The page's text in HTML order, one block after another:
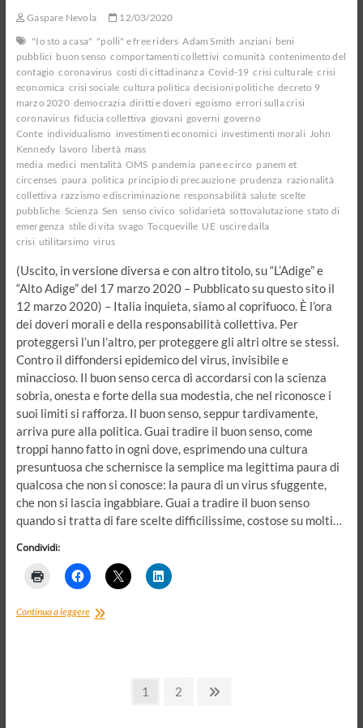
rimosso
Gaspare Nevola
12/03/2020
"Io sto a casa" "polli" e free riders Adam Smith anziani beni
pubblici buon senso comportamenti collettivi comunità contenimento del
contagio coronavirus costi di cittadinanza Covid-19 crisi culturale crisi
economica crisi sociale cultura politica decisioni politiche decreto 9
marzo 2020 democrazia diritti e doveri egoismo errori sulla crisi
coronavirus fiducia collettiva giovani governi governo
Conte individualismo investimenti economici investimenti morali John
Kennedy lavoro libertà mass
media medici mentalità OMS pandemia pane e circo panem et
circenses paura politica principio di precauzione prudenza razionalità
collettiva razzismo e discriminazione responsabilità salute scelte
pubbliche Scienza Sen senso civico solidarietà sottovalutazione stato di
emergenza stile di vita svago Tocqueville UE uscire dalla
crisi utilitarsimo virus
(Uscito, in versione diversa e con altro titolo, su “L’Adige” e
“Alto Adige” del 17 marzo 2020 – Pubblicato su questo sito il
12 marzo 2020) – Italia inquieta, siamo al coprifuoco. È l’ora
dei doveri morali e della responsabilità collettiva. Per
proteggersi l’un l’altro, per proteggere gli altri oltre se stessi.
Contro il diffondersi epidemico del virus, invisibile e
minaccioso. Il buon senso cerca di accordarsi con la scienza
sobria, onesta e forte della sua modestia, che nel riconosce i
suoi limiti si rafforza. Il buon senso, seppur tardivamente,
arriva pure alla politica. Guai tradire il buon senso, come
troppi hanno fatto in ogni dove, esprimendo una cultura
presuntuosa che schernisce la semplice ma legittima paura di
qualcosa che non si conosce: la paura di un virus sfuggente,
che non si lascia ingabbiare. Guai a tradire il buon senso
quando si tratta di fare scelte difficilissime, costose su molti…
Condividi:
Continua a leggereIl
Page
1 Page
2